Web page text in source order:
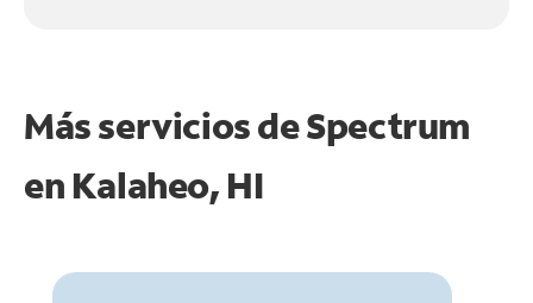
Más servicios de Spectrum
en Kalaheo, HI